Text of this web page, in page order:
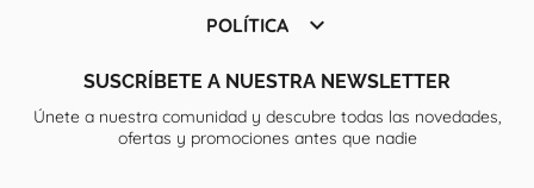
POLÍTICA 
SUSCRÍBETE A NUESTRA NEWSLETTER
Únete a nuestra comunidad y descubre todas las novedades,
ofertas y promociones antes que nadie